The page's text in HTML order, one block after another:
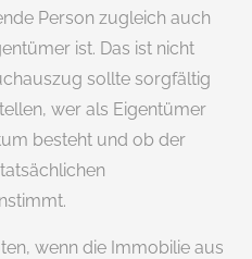
Person zugleich auch
ist. Das ist nicht
sollte sorgfältig
wer als Eigentümer
besteht und ob der
wenn die Immobilie aus